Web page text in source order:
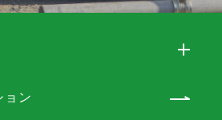
ョン